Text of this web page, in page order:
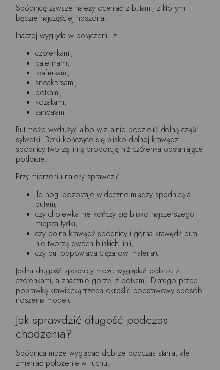
Spódnicę zawsze należy oceniać z butami, z którymi
będzie najczęściej noszona.
Inaczej wygląda w połączeniu z:
czółenkami,
balerinami,
loafersami,
sneakersami,
botkami,
kozakami,
sandałami.
But może wydłużyć albo wizualnie podzielić dolną część
sylwetki. Botki kończące się blisko dolnej krawędzi
spódnicy tworzą inną proporcję niż czółenka odsłaniające
podbicie.
Przy mierzeniu należy sprawdzić:
ile nogi pozostaje widoczne między spódnicą a
butem,
czy cholewka nie kończy się blisko najszerszego
miejsca łydki,
czy dolna krawędź spódnicy i górna krawędź buta
nie tworzą dwóch bliskich linii,
czy but odpowiada ciężarowi materiału.
Jedna długość spódnicy może wyglądać dobrze z
czółenkami, a znacznie gorzej z botkami. Dlatego przed
poprawką krawiecką trzeba określić podstawowy sposób
noszenia modelu.
Jak sprawdzić długość podczas
chodzenia?
Spódnica może wyglądać dobrze podczas stania, ale
zmieniać położenie w ruchu.